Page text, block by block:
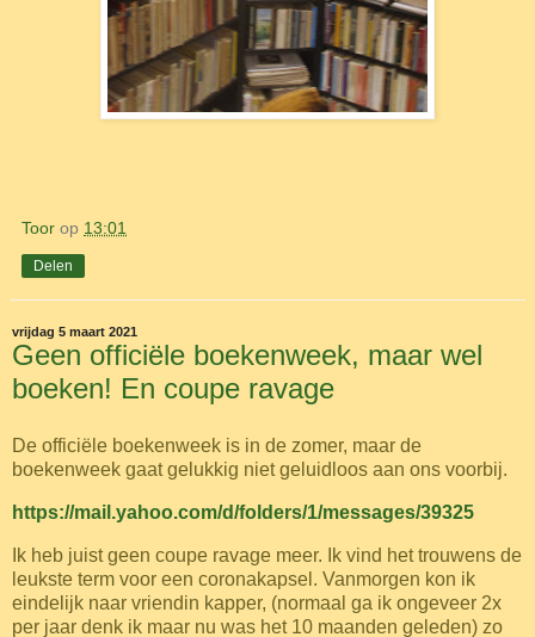
Toor op 13:01
Delen
vrijdag 5 maart 2021
Geen officiële boekenweek, maar wel
boeken! En coupe ravage
De officiële boekenweek is in de zomer, maar de
boekenweek gaat gelukkig niet geluidloos aan ons voorbij.
https://mail.yahoo.com/d/folders/1/messages/39325
k heb juist geen coupe ravage meer. Ik vind het trouwens de
leukste term voor een coronakapsel. Vanmorgen kon ik
eindelijk naar vriendin kapper, (normaal ga ik ongeveer 2x
per jaar denk ik maar nu was het 10 maanden geleden) zo